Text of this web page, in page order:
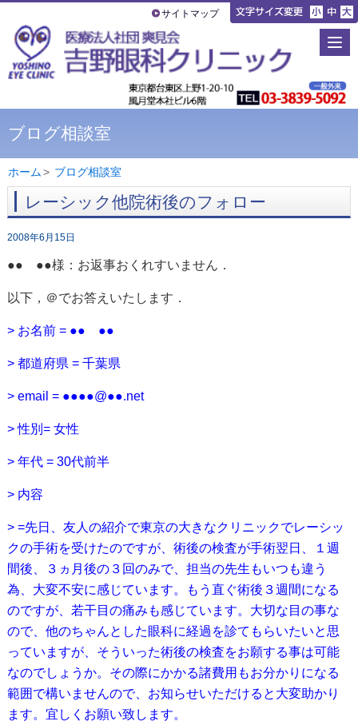
サイトマップ
ブログ相談室
ホーム > ブログ相談室
レーシック他院術後のフォロー
2008年6月15日
●● ●●様：お返事おくれすいません．
以下，＠でお答えいたします．
> お名前 = ●● ●●
> 都道府県 = 千葉県
> email = ●●●●@●●.net
> 性別= 女性
> 年代 = 30代前半
> 内容
> =先日、友人の紹介で東京の大きなクリニックでレーシッ
クの手術を受けたのですが、術後の検査が手術翌日、１週
間後、３ヵ月後の３回のみで、担当の先生もいつも違う
為、大変不安に感じています。もう直ぐ術後３週間になる
のですが、若干目の痛みも感じています。大切な目の事な
ので、他のちゃんとした眼科に経過を診てもらいたいと思
っていますが、そういった術後の検査をお願する事は可能
なのでしょうか。その際にかかる諸費用もお分かりになる
範囲で構いませんので、お知らせいただけると大変助かり
ます。宜しくお願い致します。